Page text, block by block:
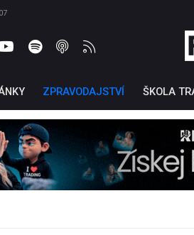
ZPRAVODAJSTVÍ ŠKOLA